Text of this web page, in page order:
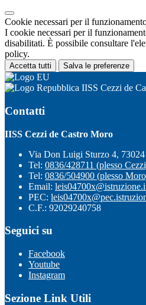
Cookie necessari per il
I cookie necessari per il
disabilitati. È possibile consultare
policy.
Accetta tutti Salva le preferenze
IISS Cezzi de
Contatti
IISS Cezzi de Castro Moro
Via Don Luigi Sturzo 4,
Tel: 0836/428711 (plesso
Tel: 0836/504900 (plesso
Email:
PEC:
C.F.: 92029240758
Seguici su
Facebook
Youtube
Instagram
Sezione Link Utili